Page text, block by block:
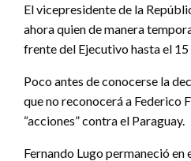
El vicepresidente de la
ahora quien de manera
frente del Ejecutivo hasta el
Poco antes de conocerse la
que no reconocerá a Federico
“acciones” contra el Paraguay.
Fernando Lugo permaneció